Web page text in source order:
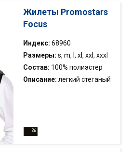
две кармана
Жилеты Promostars
Focus
Индекс: 68960
Размеры: s, m, l, xl, xxl, xxxl
Состав: 100% полиэстер
Описание: легкий стеганый
простой фасон; воротник-